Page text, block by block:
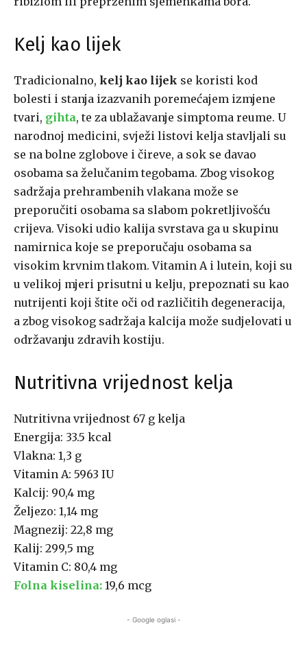
Kelj kao lijek
Tradicionalno, kelj kao lijek se koristi kod
bolesti i stanja izazvanih poremećajem izmjene
tvari, gihta, te za ublažavanje simptoma reume. U
narodnoj medicini, svježi listovi kelja stavljali su
se na bolne zglobove i čireve, a sok se davao
osobama sa želučanim tegobama. Zbog visokog
sadržaja prehrambenih vlakana može se
preporučiti osobama sa slabom pokretljivošću
crijeva. Visoki udio kalija svrstava ga u skupinu
namirnica koje se preporučaju osobama sa
visokim krvnim tlakom. Vitamin A i lutein, koji su
u velikoj mjeri prisutni u kelju, prepoznati su kao
nutrijenti koji štite oči od različitih degeneracija,
a zbog visokog sadržaja kalcija može sudjelovati u
održavanju zdravih kostiju.
Nutritivna vrijednost kelja
Nutritivna vrijednost 67 g kelja
Energija: 33.5 kcal
Vlakna: 1,3 g
Vitamin A: 5963 IU
Kalcij: 90,4 mg
Željezo: 1,14 mg
Magnezij: 22,8 mg
Kalij: 299,5 mg
Vitamin C: 80,4 mg
Folna kiselina: 19,6 mcg
- Google oglasi -